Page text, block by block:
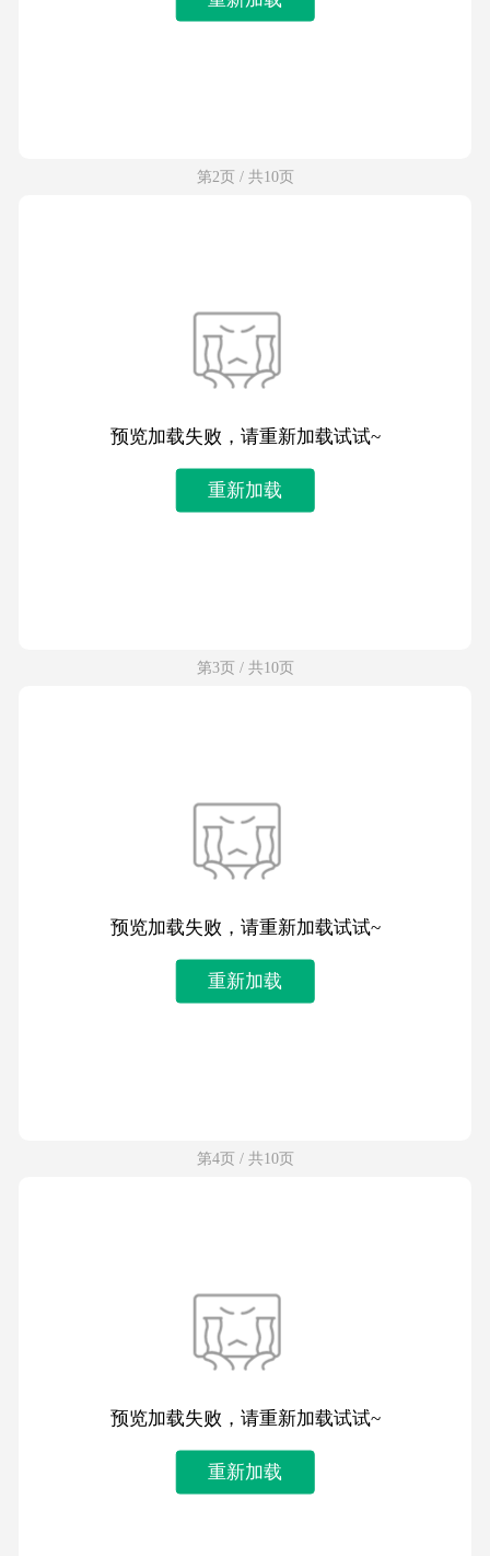
第2页 / 共10页
预览加载失败，请重新加载试试~
重新加载
第3页 / 共10页
预览加载失败，请重新加载试试~
重新加载
第4页 / 共10页
预览加载失败，请重新加载试试~
重新加载